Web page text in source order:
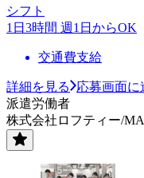
シフト
1日3時間 週1日からOK
交通費支給
詳細を見る
応募画面に
派遣労働者
株式会社ロフティー/